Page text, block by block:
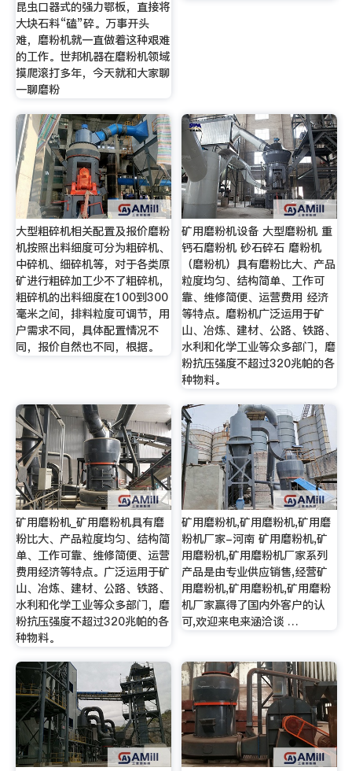
昆虫口器式的强力鄂板，直接将
大块石料“磕”碎。万事开头
难，磨粉机就一直做着这种艰难
的工作。世邦机器在磨粉机领域
摸爬滚打多年，今天就和大家聊
一聊磨粉
大型粗碎机相关配置及报价磨粉
机按照出料细度可分为粗碎机、
中碎机、细碎机等，对于各类原
矿进行粗碎加工少不了粗碎机，
粗碎机的出料细度在100到300
毫米之间，排料粒度可调节，用
户需求不同，具体配置情况不
同，报价自然也不同，根据。
矿用磨粉机设备 大型磨粉机 重
钙石磨粉机 砂石碎石 磨粉机
（磨粉机）具有磨粉比大、产品
粒度均匀、结构简单、工作可
靠、维修简便、运营费用 经济
等特点。磨粉机广泛运用于矿
山、冶炼、建材、公路、铁路、
水利和化学工业等众多部门，磨
粉抗压强度不超过320兆帕的各
种物料。
矿用磨粉机_矿用磨粉机具有磨
粉比大、产品粒度均匀、结构简
单、工作可靠、维修简便、运营
费用经济等特点。广泛运用于矿
山、冶炼、建材、公路、铁路、
水利和化学工业等众多部门，磨
粉抗压强度不超过320兆帕的各
种物料。
矿用磨粉机,矿用磨粉机,矿用磨
粉机厂家-河南 矿用磨粉机,矿
用磨粉机,矿用磨粉机厂家系列
产品是由专业供应销售,经营矿
用磨粉机,矿用磨粉机,矿用磨粉
机厂家赢得了国内外客户的认
可,欢迎来电来涵洽谈 …